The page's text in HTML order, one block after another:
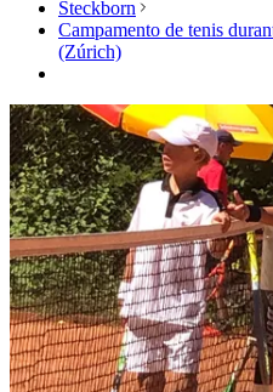
Steckborn
Campamento de tenis
(Zúrich)